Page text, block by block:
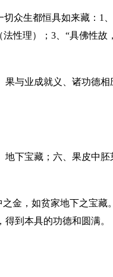
众生都恒具如来藏：1
性理）；3、“具佛性故
与业成就义、诸功德
下宝藏；六、果皮中
之金，如贫家地下之宝藏
到本具的功德和圆满。